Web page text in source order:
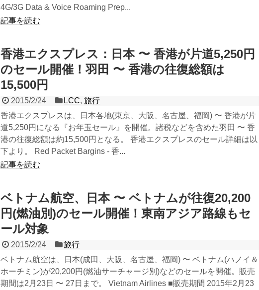
4G/3G Data & Voice Roaming Prep...
記事を読む
香港エクスプレス：日本 〜 香港が片道5,250円
のセール開催！羽田 〜 香港の往復総額は
15,500円
2015/2/24 LCC,旅行
香港エクスプレスは、日本各地(東京、大阪、名古屋、福岡) 〜 香港が片
道5,250円になる『お年玉セール』を開催。諸税などを含めた羽田 〜 香
港の往復総額は約15,500円となる。 香港エクスプレスのセール詳細は以
下より。 Red Packet Bargins - 香...
記事を読む
ベトナム航空、日本 〜 ベトナムが往復20,200
円(燃油別)のセール開催！東南アジア路線もセ
ール対象
2015/2/24
旅行
ベトナム航空は、日本(成田、大阪、名古屋、福岡) 〜 ベトナム(ハノイ＆
ホーチミン)が20,200円(燃油サーチャージ別)などのセールを開催。販売
期間は2月23日 〜 27日まで。 Vietnam Airlines ■販売期間 2015年2月23